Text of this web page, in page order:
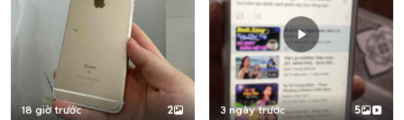
18 giờ trước 2 3 ngày trước 5